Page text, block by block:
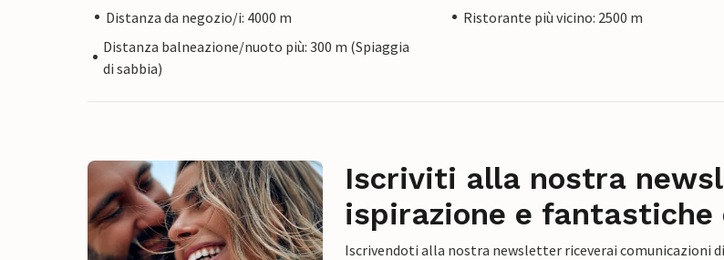
Distanza da negozio/i: 4000 m
Ristorante più vicino: 2500 m
Distanza balneazione/nuoto più: 300 m (Spiaggia
di sabbia)
Iscriviti alla nostra
ispirazione e
Iscrivendoti alla nostra newsletter riceverai comunicazioni